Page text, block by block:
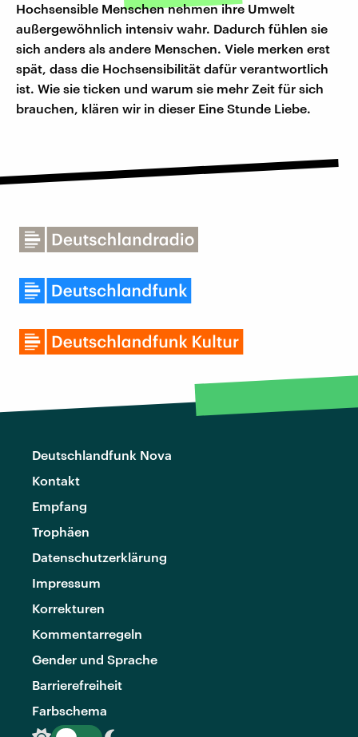
Hochsensible Menschen nehmen ihre Umwelt
außergewöhnlich intensiv wahr. Dadurch fühlen sie
sich anders als andere Menschen. Viele merken erst
spät, dass die Hochsensibilität dafür verantwortlich
ist. Wie sie ticken und warum sie mehr Zeit für sich
brauchen, klären wir in dieser Eine Stunde Liebe.
Deutschlandfunk Nova
Kontakt
Empfang
Trophäen
Datenschutzerklärung
Impressum
Korrekturen
Kommentarregeln
Gender und Sprache
Barrierefreiheit
Farbschema